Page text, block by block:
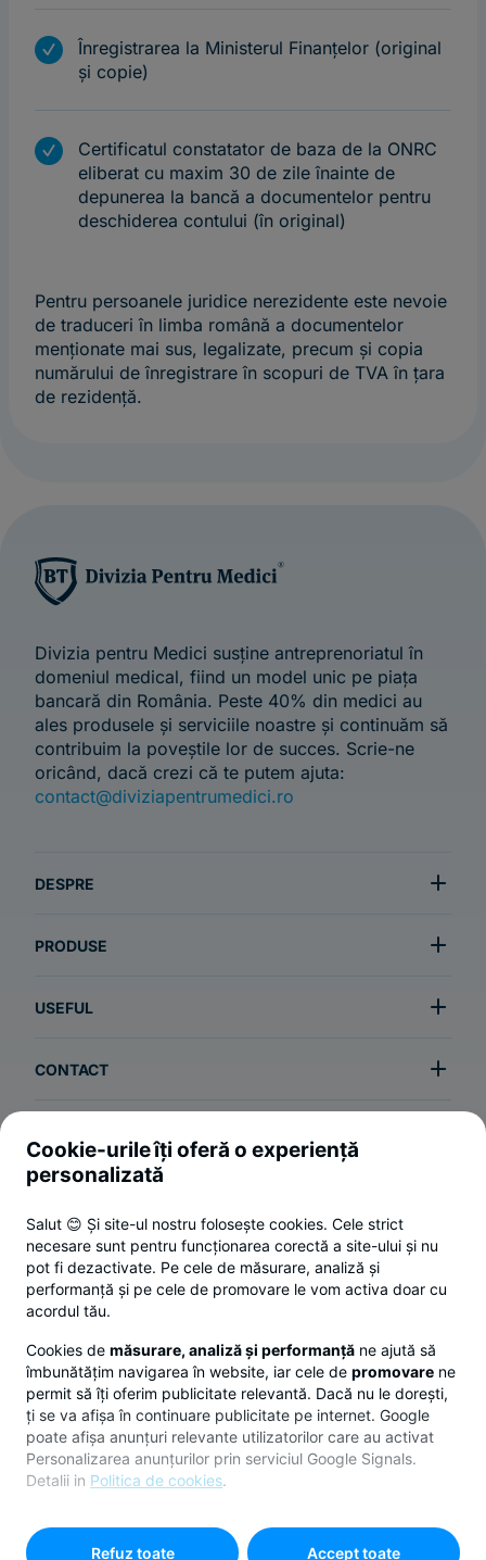
m
Înregistrarea la Ministerul Finanţelor (original
şi copie)
m
Certificatul constatator de baza de la ONRC
eliberat cu maxim 30 de zile înainte de
depunerea la bancă a documentelor pentru
deschiderea contului (în original)
Pentru persoanele juridice nerezidente este nevoie
de traduceri în limba română a documentelor
menţionate mai sus, legalizate, precum şi copia
numărului de înregistrare în scopuri de TVA în ţara
de rezidenţă.
Divizia pentru Medici susține antreprenoriatul în
domeniul medical, fiind un model unic pe piața
bancară din România. Peste 40% din medici au
ales produsele și serviciile noastre și continuăm să
contribuim la poveștile lor de succes. Scrie-ne
oricând, dacă crezi că te putem ajuta:
contact@diviziapentrumedici.ro
DESPRE
PRODUSE
USEFUL
CONTACT
Termeni și condiții
Politica de confidențialitate
ANPC
Setări cookies
© 2026 Toate drepturile rezervate.
Responsible Disclosure Policy.
Made by with
Cookie-urile îți oferă o experiență
personalizată
Salut 😊 Și site-ul nostru folosește cookies. Cele strict
necesare sunt pentru funcționarea corectă a site-ului și nu
pot fi dezactivate. Pe cele de măsurare, analiză și
performanță și pe cele de promovare le vom activa doar cu
acordul tău.
Cookies de măsurare, analiză și performanță ne ajută să
îmbunătățim navigarea în website, iar cele de promovare ne
permit să îți oferim publicitate relevantă. Dacă nu le dorești,
ți se va afișa în continuare publicitate pe internet. Google
poate afișa anunțuri relevante utilizatorilor care au activat
Personalizarea anunțurilor prin serviciul Google Signals.
Detalii in Politica de cookies.
cookies
Refuz toate Accept toate